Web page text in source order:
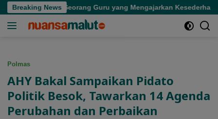
Langsung
ke
Breaking NewsSeorang Guru yang Mengajarkan Kesederhanaan
Polmas
AHY Bakal Sampaikan Pidato
Politik Besok, Tawarkan 14 Agenda
Perubahan dan Perbaikan